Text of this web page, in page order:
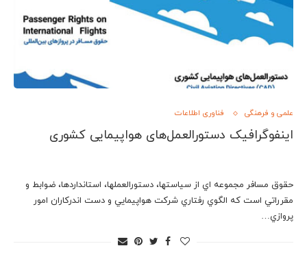
علمی و فرهنگی فناوری اطلاعات
اینفوگرافیک دستورالعمل‌های هواپیمایی کشوری
حقوق مسافر مجموعه اي از سياستها، دستورالعملها، استانداردها، ضوابط و
مقرراتي است كه الگوي رفتاري شركت هواپيمايي و دست اندركاران امور
پروازي…